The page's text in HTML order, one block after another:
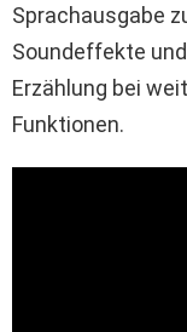
Sprachausgabe
Soundeffekte
Erzählung bei
Funktionen.